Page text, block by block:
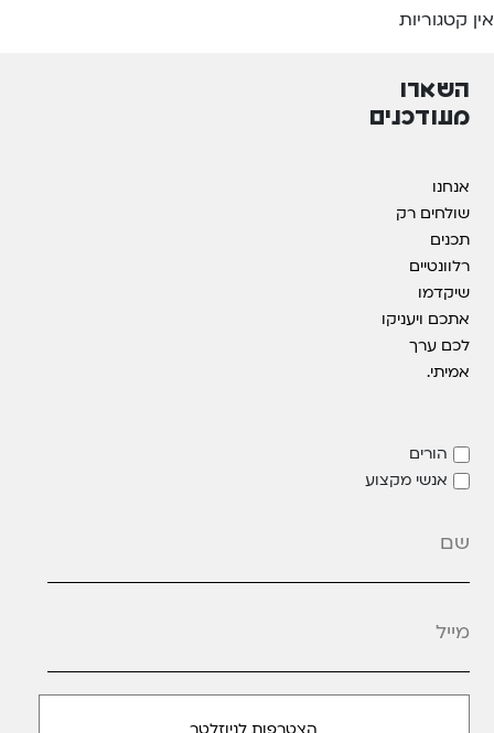
אין קטגוריות
השארו
מעודכנים
אנחנו
שולחים רק
תכנים
רלוונטיים
שיקדמו
אתכם ויעניקו
לכם ערך
אמיתי.
הורים
אנשי מקצוע